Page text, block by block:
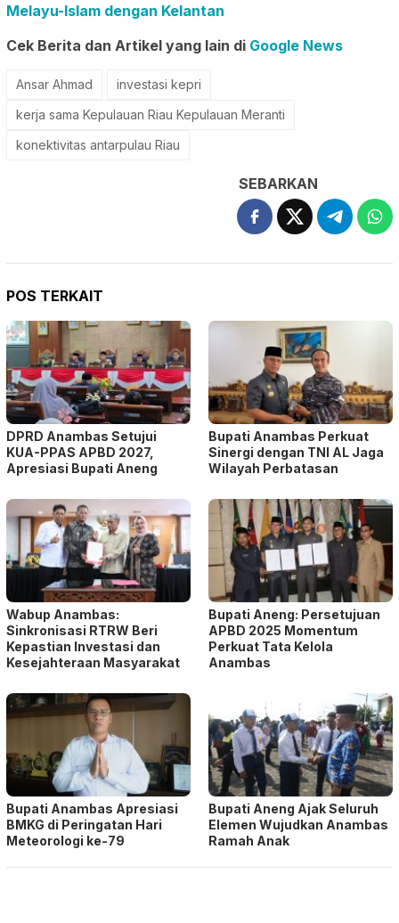
Melayu-Islam dengan Kelantan
Cek Berita dan Artikel yang lain di Google News
Ansar Ahmad
investasi kepri
kerja sama Kepulauan Riau Kepulauan Meranti
konektivitas antarpulau Riau
SEBARKAN
POS TERKAIT
DPRD Anambas Setujui
KUA-PPAS APBD 2027,
Apresiasi Bupati Aneng
Bupati Anambas Perkuat
Sinergi dengan TNI AL Jaga
Wilayah Perbatasan
Wabup Anambas:
Sinkronisasi RTRW Beri
Kepastian Investasi dan
Kesejahteraan Masyarakat
Bupati Aneng: Persetujuan
APBD 2025 Momentum
Perkuat Tata Kelola
Anambas
Bupati Anambas Apresiasi
BMKG di Peringatan Hari
Meteorologi ke-79
Bupati Aneng Ajak Seluruh
Elemen Wujudkan Anambas
Ramah Anak